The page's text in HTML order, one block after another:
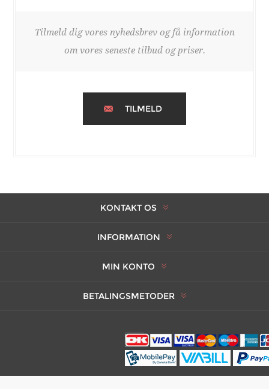
Tilmeld dig vores nyhedsbrev og få information
om vores seneste tilbud og priser.
TILMELD
KONTAKT OS
INFORMATION
MIN KONTO
BETALINGSMETODER